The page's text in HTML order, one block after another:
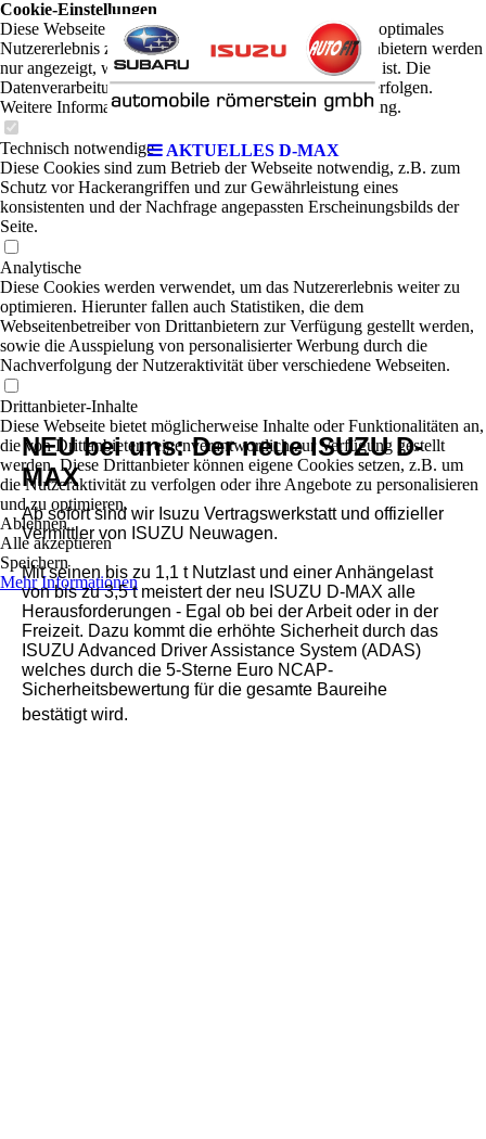
AKTUELLES D-MAX
NEU bei uns: Der neue ISUZU D-
MAX
Ab sofort sind wir Isuzu Vertragswerkstatt und offizieller
Vermittler von ISUZU Neuwagen.
Mit seinen bis zu 1,1 t Nutzlast und einer Anhängelast
von bis zu 3,5 t meistert der neu ISUZU D-MAX alle
Herausforderungen - Egal ob bei der Arbeit oder in der
Freizeit. Dazu kommt die erhöhte Sicherheit durch das
ISUZU Advanced Driver Assistance System (ADAS)
welches durch die 5-Sterne Euro NCAP-
Sicherheitsbewertung für die gesamte Baureihe
bestätigt wird.
Cookie-Einstellungen
Diese Webseite verwendet Cookies, um Besuchern ein optimales
Nutzererlebnis zu bieten. Bestimmte Inhalte von Drittanbietern werden
nur angezeigt, wenn die entsprechende Option aktiviert ist. Die
Datenverarbeitung kann dann auch in einem Drittland erfolgen.
Weitere Informationen hierzu in der Datenschutzerklärung.
Technisch notwendige
Diese Cookies sind zum Betrieb der Webseite notwendig, z.B. zum
Schutz vor Hackerangriffen und zur Gewährleistung eines
konsistenten und der Nachfrage angepassten Erscheinungsbilds der
Seite.
Analytische
Diese Cookies werden verwendet, um das Nutzererlebnis weiter zu
optimieren. Hierunter fallen auch Statistiken, die dem
Webseitenbetreiber von Drittanbietern zur Verfügung gestellt werden,
sowie die Ausspielung von personalisierter Werbung durch die
Nachverfolgung der Nutzeraktivität über verschiedene Webseiten.
Drittanbieter-Inhalte
Diese Webseite bietet möglicherweise Inhalte oder Funktionalitäten an,
die von Drittanbietern eigenverantwortlich zur Verfügung gestellt
werden. Diese Drittanbieter können eigene Cookies setzen, z.B. um
die Nutzeraktivität zu verfolgen oder ihre Angebote zu personalisieren
und zu optimieren.
Ablehnen
Alle akzeptieren
Speichern
Mehr Informationen